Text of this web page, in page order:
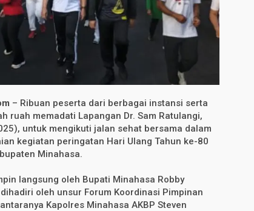
– Ribuan peserta dari berbagai instansi serta
ruah memadati Lapangan Dr. Sam Ratulangi,
untuk mengikuti jalan sehat bersama dalam
kegiatan peringatan Hari Ulang Tahun ke-80
Minahasa.
langsung oleh Bupati Minahasa Robby
oleh unsur Forum Koordinasi Pimpinan
Kapolres Minahasa AKBP Steven